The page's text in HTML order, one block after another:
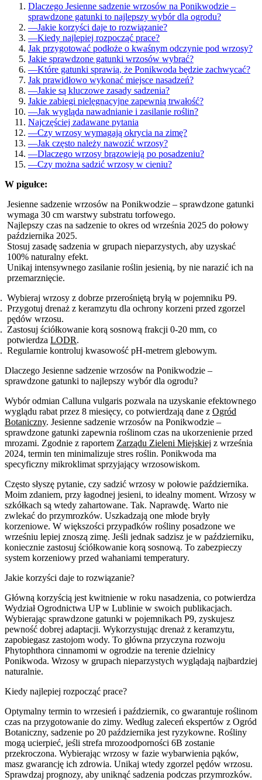
Dlaczego Jesienne sadzenie wrzosów na Ponikwodzie –
sprawdzone gatunki to najlepszy wybór dla ogrodu?
—Jakie korzyści daje to rozwiązanie?
—Kiedy najlepiej rozpocząć prace?
Jak przygotować podłoże o kwaśnym odczynie pod wrzosy?
Jakie sprawdzone gatunki wrzosów wybrać?
—Które gatunki sprawią, że Ponikwoda będzie zachwycać?
Jak prawidłowo wykonać miejsce nasadzeń?
—Jakie są kluczowe zasady sadzenia?
Jakie zabiegi pielęgnacyjne zapewnią trwałość?
—Jak wygląda nawadnianie i zasilanie roślin?
Najczęściej zadawane pytania
—Czy wrzosy wymagają okrycia na zimę?
—Jak często należy nawozić wrzosy?
—Dlaczego wrzosy brązowieją po posadzeniu?
—Czy można sadzić wrzosy w cieniu?
W pigułce:
Jesienne sadzenie wrzosów na Ponikwodzie – sprawdzone gatunki
wymaga 30 cm warstwy substratu torfowego.
Najlepszy czas na sadzenie to okres od września 2025 do połowy
października 2025.
Stosuj zasadę sadzenia w grupach nieparzystych, aby uzyskać
100% naturalny efekt.
Unikaj intensywnego zasilanie roślin jesienią, by nie narazić ich na
przemarznięcie.
Wybieraj wrzosy z dobrze przerośniętą bryłą w pojemniku P9.
Przygotuj drenaż z keramzytu dla ochrony korzeni przed zgorzel
pędów wrzosu.
Zastosuj ściółkowanie korą sosnową frakcji 0-20 mm, co
potwierdza LODR.
Regularnie kontroluj kwasowość pH-metrem glebowym.
Dlaczego Jesienne sadzenie wrzosów na Ponikwodzie –
sprawdzone gatunki to najlepszy wybór dla ogrodu?
Wybór odmian Calluna vulgaris pozwala na uzyskanie efektownego
wyglądu rabat przez 8 miesięcy, co potwierdzają dane z Ogród
Botaniczny. Jesienne sadzenie wrzosów na Ponikwodzie –
sprawdzone gatunki zapewnia roślinom czas na ukorzenienie przed
mrozami. Zgodnie z raportem Zarządu Zieleni Miejskiej z września
2024, termin ten minimalizuje stres roślin. Ponikwoda ma
specyficzny mikroklimat sprzyjający wrzosowiskom.
Często słyszę pytanie, czy sadzić wrzosy w połowie października.
Moim zdaniem, przy łagodnej jesieni, to idealny moment. Wrzosy w
szkółkach są wtedy zahartowane. Tak. Naprawdę. Warto nie
zwlekać do przymrozków. Uszkadzają one młode bryły
korzeniowe. W większości przypadków rośliny posadzone we
wrześniu lepiej znoszą zimę. Jeśli jednak sadzisz je w październiku,
koniecznie zastosuj ściółkowanie korą sosnową. To zabezpieczy
system korzeniowy przed wahaniami temperatury.
Jakie korzyści daje to rozwiązanie?
Główną korzyścią jest kwitnienie w roku nasadzenia, co potwierdza
Wydział Ogrodnictwa UP w Lublinie w swoich publikacjach.
Wybierając sprawdzone gatunki w pojemnikach P9, zyskujesz
pewność dobrej adaptacji. Wykorzystując drenaż z keramzytu,
zapobiegasz zastojom wody. To główna przyczyna rozwoju
Phytophthora cinnamomi w ogrodzie na terenie dzielnicy
Ponikwoda. Wrzosy w grupach nieparzystych wyglądają najbardziej
naturalnie.
Kiedy najlepiej rozpocząć prace?
Optymalny termin to wrzesień i październik, co gwarantuje roślinom
czas na przygotowanie do zimy. Według zaleceń ekspertów z Ogród
Botaniczny, sadzenie po 20 października jest ryzykowne. Rośliny
mogą ucierpieć, jeśli strefa mrozoodporności 6B zostanie
przekroczona. Wybierając wrzosy w fazie wybarwienia pąków,
masz gwarancję ich zdrowia. Unikaj wtedy zgorzel pędów wrzosu.
Sprawdzaj prognozy, aby uniknąć sadzenia podczas przymrozków.